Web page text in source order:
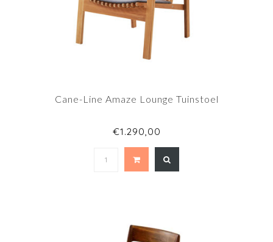
Cane-Line Amaze Lounge Tuinstoel
€1.290,00